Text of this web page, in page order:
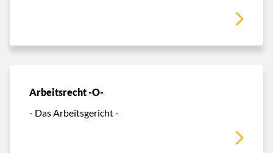
Arbeitsrecht -O-
- Das Arbeitsgericht -